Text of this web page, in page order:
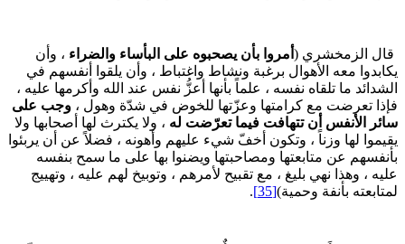
الزمخشري (أمروا بأن يصحبوه على البأساء والضراء ، وأن
معه الأهوال برغبة ونشاط واغتباط ، وأن يلقوا أنفسهم في
ما تلقاه نفسه ، علماً بأنها أعزُّ نفس عند الله وأكرمها عليه ،
تعرضت مع كرامتها وعزّتها للخوض في شدّة وهول ، وجب على
الأنفس أن تتهافت فيما تعرّضت له، ولا يكترث لها أصحابها ولا
لها وزناً ، وتكون أخفّ شيء عليهم وأهونه ، فضلاً عن أن يربئوا
عن متابعتها ومصاحبتها ويضنوا بها على ما سمح بنفسه
، وهذا نهي بليغ ، مع تقبيح لأمرهم ، وتوبيخ لهم عليه ، وتهييج
بأنفة وحمية)[35]
.